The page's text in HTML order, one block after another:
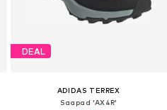
DEAL
ADIDAS TERREX
Saapad 'AX4R'